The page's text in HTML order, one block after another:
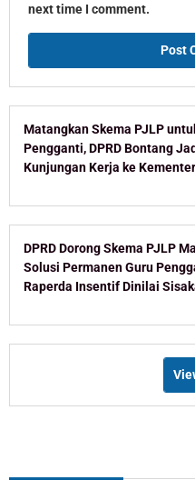
next time I comment.
Matangkan Skema PJLP
Pengganti, DPRD Bontang
Kunjungan Kerja ke
DPRD Dorong Skema PJLP
Solusi Permanen Guru
Raperda Insentif Dinilai